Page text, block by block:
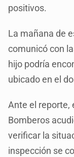
positivos.
La mañana de
comunicó con
hijo podría
ubicado en el
Ante el reporte,
Bomberos
verificar la
inspección se